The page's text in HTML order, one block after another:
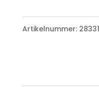
Modell:
Artikelnummer: